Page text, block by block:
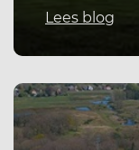
Lees blog